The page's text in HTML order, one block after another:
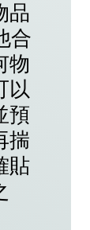
品
合
物
以
預
揣
貼